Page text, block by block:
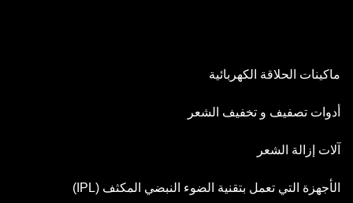
ماكينات الحلاقة الكهربائية
Series 9 Pro
Series 6
أدوات تصفيف و تخفيف الشعر
أدوات تهذيب اللحية
آلات إزالة الشعر
آلة إزالة الشعر Silk·épil SkinSpa
الأجهزة التي تعمل بتقنية الضوء النبضي المكثف (IPL)